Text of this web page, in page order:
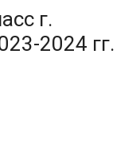
г.
2024 гг.